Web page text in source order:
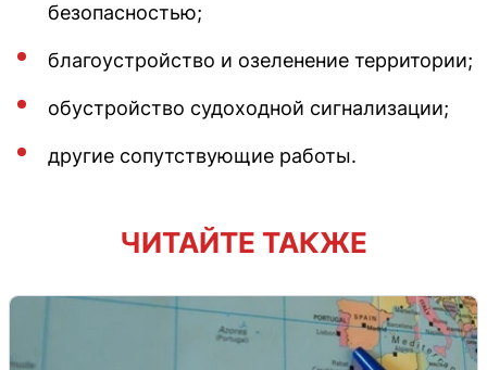
безопасностью;
благоустройство и озеленение территории;
обустройство судоходной сигнализации;
другие сопутствующие работы.
ЧИТАЙТЕ ТАКЖЕ